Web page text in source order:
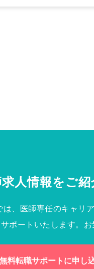
人情報をご紹
は、医師専任のキャリ
ポートいたします。お
無料転職サポートに申し